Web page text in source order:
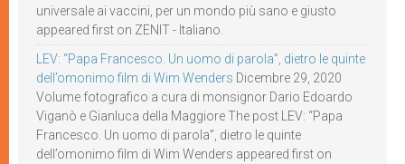
universale ai vaccini, per un mondo più sano e giusto
appeared first on ZENIT - Italiano.
LEV: “Papa Francesco. Un uomo di parola”, dietro le quinte
dell’omonimo film di Wim Wenders Dicembre 29, 2020
Volume fotografico a cura di monsignor Dario Edoardo
Viganò e Gianluca della Maggiore The post LEV: “Papa
Francesco. Un uomo di parola”, dietro le quinte
dell’omonimo film di Wim Wenders appeared first on